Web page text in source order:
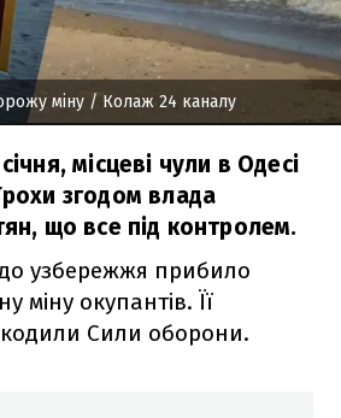
міну / Колаж 24 каналу
місцеві чули в Одесі
згодом влада
що все під контролем.
узбережжя прибило
міну окупантів. Її
Сили оборони.